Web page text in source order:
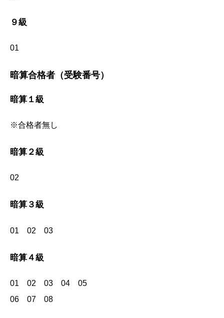
９級
01
暗算合格者（受験番号）
暗算１級
※合格者無し
暗算２級
02
暗算３級
01 02 03
暗算４級
01 02 03 04 05
06 07 08